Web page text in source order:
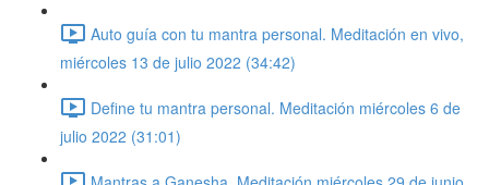
Auto guía con tu mantra personal. Meditación en vivo,
miércoles 13 de julio 2022 (34:42)
Define tu mantra personal. Meditación miércoles 6 de
julio 2022 (31:01)